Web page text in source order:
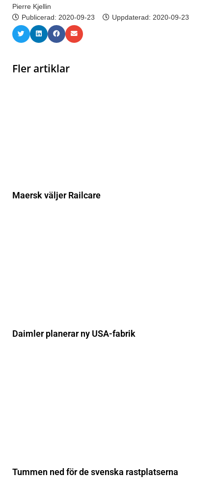
Pierre Kjellin
Publicerad: 2020-09-23 Uppdaterad: 2020-09-23
Fler artiklar
Maersk väljer Railcare
Daimler planerar ny USA-fabrik
Tummen ned för de svenska rastplatserna